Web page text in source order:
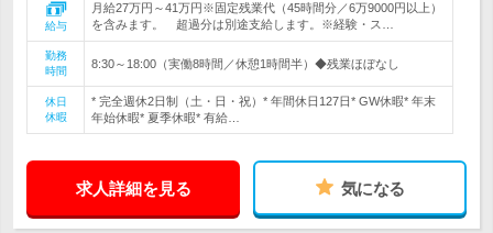
給与
月給27万円～41万円※固定残業代（45時間分／6万9000円以上）
を含みます。 超過分は別途支給します。※経験・ス…
勤務
時間
8:30～18:00（実働8時間／休憩1時間半）◆残業ほぼなし
休日
休暇
* 完全週休2日制（土・日・祝）* 年間休日127日* GW休暇* 年末
年始休暇* 夏季休暇* 有給…
求人詳細を見る 気になる